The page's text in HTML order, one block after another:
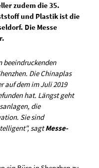
zudem die 35.
und Plastik ist die
Die Messe
beeindruckenden
Die Chinaplas
auf dem im Juli 2019
hat. Längst geht
die
Sie sind
sagtMesse-